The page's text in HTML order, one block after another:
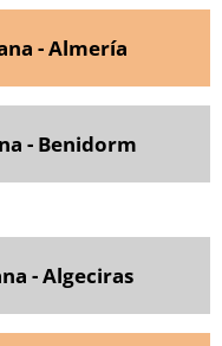
- Almería
- Benidorm
- Algeciras